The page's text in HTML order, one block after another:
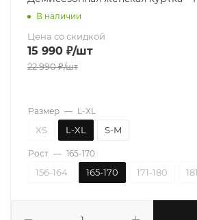
В наличии
Цена со скидкой
15 990 ₽/шт
22 990₽/шт
Размер — L-XL
XS L-XL S-M
Рост — 165-170
156-164 165-170 171-180